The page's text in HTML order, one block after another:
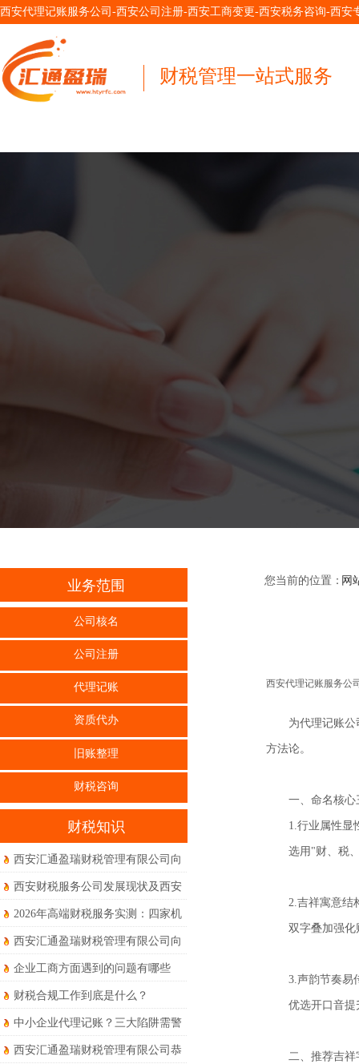
财税管理一站式服务
西安代理记账服务公司-西安公司注册-西安工商变更-西安税务咨询-西
业务范围 您当前的位置： 网
公司核名
公司注册
代理记账
资质代办
旧账整理
财税咨询
西安代理记账服务公
为代理记账
方法论。
一、命名核心
1.行业属性显
选用"财、税
2.吉祥寓意结
双字叠加强
3.声韵节奏易
优选开口音
二、推荐吉祥
财税知识
西安汇通盈瑞财税管理有限公司向
全体员工、合作伙伴及新老客户致
以最诚挚的节日祝福
西安财税服务公司发展现状及西安
本地真实体验到底如何？
2026年高端财税服务实测：四家机
构权威度对比体验
西安汇通盈瑞财税管理有限公司向
新老客户朋友们及全体同仁致以诚
挚的节日问候和美好的祝福！
企业工商方面遇到的问题有哪些
财税合规工作到底是什么？
中小企业代理记账？三大陷阱需警
惕！
西安汇通盈瑞财税管理有限公司恭